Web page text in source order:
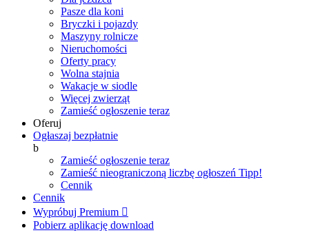
Pasze dla koni
Bryczki i pojazdy
Maszyny rolnicze
Nieruchomości
Oferty pracy
Wolna stajnia
Wakacje w siodle
Więcej zwierząt
Zamieść ogłoszenie teraz
Oferuj
Ogłaszaj bezpłatnie
b
Zamieść ogłoszenie teraz
Zamieść nieograniczoną liczbę ogłoszeń Tipp!
Cennik
Cennik
Wypróbuj Premium 
Pobierz aplikację download